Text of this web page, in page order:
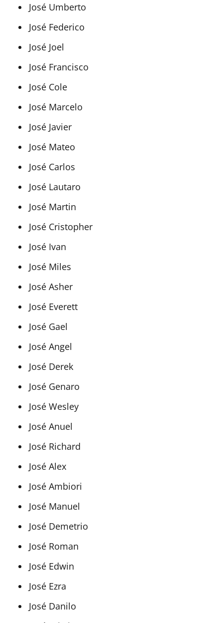
José Umberto
José Federico
José Joel
José Francisco
José Cole
José Marcelo
José Javier
José Mateo
José Carlos
José Lautaro
José Martin
José Cristopher
José Ivan
José Miles
José Asher
José Everett
José Gael
José Angel
José Derek
José Genaro
José Wesley
José Anuel
José Richard
José Alex
José Ambiori
José Manuel
José Demetrio
José Roman
José Edwin
José Ezra
José Danilo